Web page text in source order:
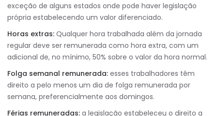
exceção de alguns estados onde pode haver legislação
própria estabelecendo um valor diferenciado.
Horas extras: Qualquer hora trabalhada além da jornada
regular deve ser remunerada como hora extra, com um
adicional de, no mínimo, 50% sobre o valor da hora normal.
Folga semanal remunerada: esses trabalhadores têm
direito a pelo menos um dia de folga remunerada por
semana, preferencialmente aos domingos.
Férias remuneradas: a legislação estabeleceu o direito a